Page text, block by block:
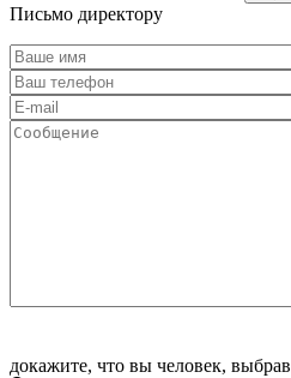
Письмо директору
докажите, что вы человек, выбрав